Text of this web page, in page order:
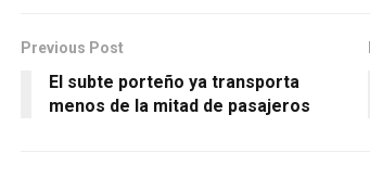
Previous Post
El subte porteño ya transporta
menos de la mitad de pasajeros